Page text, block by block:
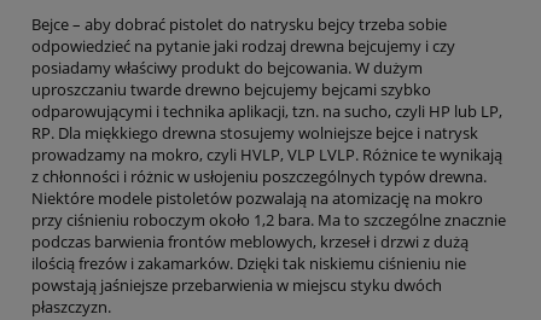
Bejce – aby dobrać pistolet do natrysku bejcy trzeba sobie
odpowiedzieć na pytanie jaki rodzaj drewna bejcujemy i czy
posiadamy właściwy produkt do bejcowania. W dużym
uproszczaniu twarde drewno bejcujemy bejcami szybko
odparowującymi i technika aplikacji, tzn. na sucho, czyli HP lub LP,
RP. Dla miękkiego drewna stosujemy wolniejsze bejce i natrysk
prowadzamy na mokro, czyli HVLP, VLP LVLP. Różnice te wynikają
z chłonności i różnic w usłojeniu poszczególnych typów drewna.
Niektóre modele pistoletów pozwalają na atomizację na mokro
przy ciśnieniu roboczym około 1,2 bara. Ma to szczególne znacznie
podczas barwienia frontów meblowych, krzeseł i drzwi z dużą
ilością frezów i zakamarków. Dzięki tak niskiemu ciśnieniu nie
powstają jaśniejsze przebarwienia w miejscu styku dwóch
płaszczyzn.